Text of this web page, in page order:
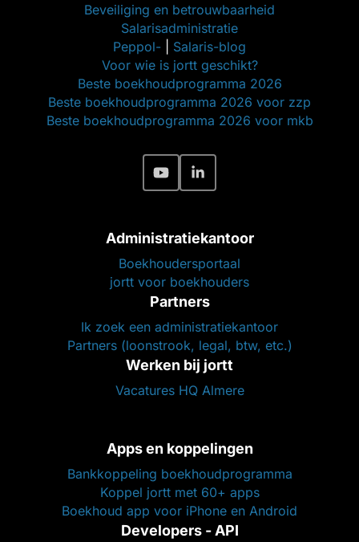
Beveiliging en betrouwbaarheid
Salarisadministratie
Peppol-
Salaris-blog
Voor wie is jortt geschikt?
Beste boekhoudprogramma 2026
Beste boekhoudprogramma 2026 voor zzp
Beste boekhoudprogramma 2026 voor mkb
Administratiekantoor
Boekhoudersportaal
jortt voor boekhouders
Partners
Ik zoek een administratiekantoor
Partners (loonstrook, legal, btw, etc.)
Werken bij jortt
Vacatures HQ Almere
Apps en koppelingen
Bankkoppeling boekhoudprogramma
Koppel jortt met 60+ apps
Boekhoud app voor iPhone en Android
Developers - API